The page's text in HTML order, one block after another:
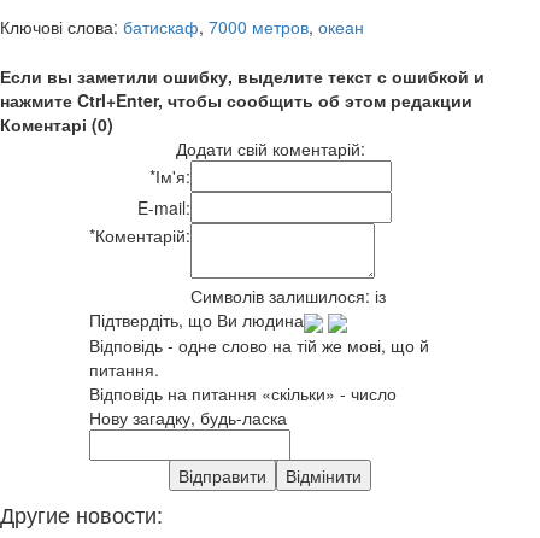
Ключові слова: батискаф, 7000 метров, океан
Если вы заметили ошибку, выделите текст с ошибкой и
нажмите Ctrl+Enter, чтобы сообщить об этом редакции
Коментарі (0)
Додати свій коментарій:
*Ім'я:
E-mail:
*Коментарій:
Символів залишилося: із
Підтвердіть, що Ви людина
Відповідь - одне слово на тій же мові, що й
питання.
Відповідь на питання «скільки» - число
Нову загадку, будь-ласка
Другие новости: